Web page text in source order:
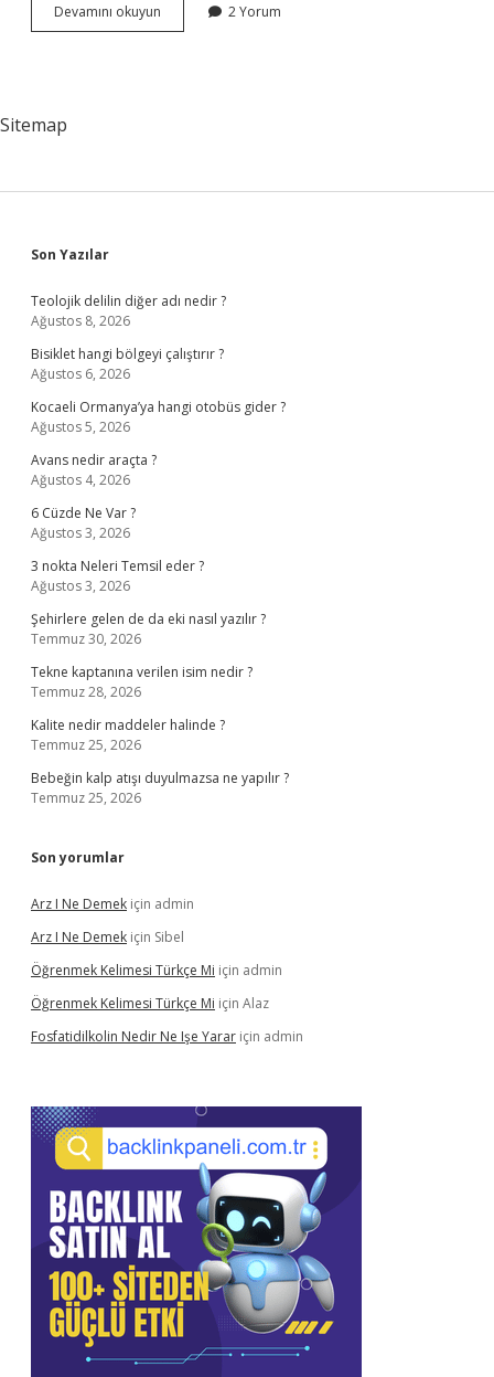
Devamını okuyun Çoğulculuk
Ne
2 Yorum
Sitemap
Sidebar
Son Yazılar
Teolojik delilin diğer adı nedir ?
Ağustos 8, 2026
Bisiklet hangi bölgeyi çalıştırır ?
Ağustos 6, 2026
Kocaeli Ormanya’ya hangi otobüs gider ?
Ağustos 5, 2026
Avans nedir araçta ?
Ağustos 4, 2026
6 Cüzde Ne Var ?
Ağustos 3, 2026
3 nokta Neleri Temsil eder ?
Ağustos 3, 2026
Şehirlere gelen de da eki nasıl yazılır ?
Temmuz 30, 2026
Tekne kaptanına verilen isim nedir ?
Temmuz 28, 2026
Kalite nedir maddeler halinde ?
Temmuz 25, 2026
Bebeğin kalp atışı duyulmazsa ne yapılır ?
Temmuz 25, 2026
Son yorumlar
Arz I Ne Demek için admin
Arz I Ne Demek için Sibel
Öğrenmek Kelimesi Türkçe Mi için admin
Öğrenmek Kelimesi Türkçe Mi için Alaz
Fosfatidilkolin Nedir Ne Işe Yarar için admin